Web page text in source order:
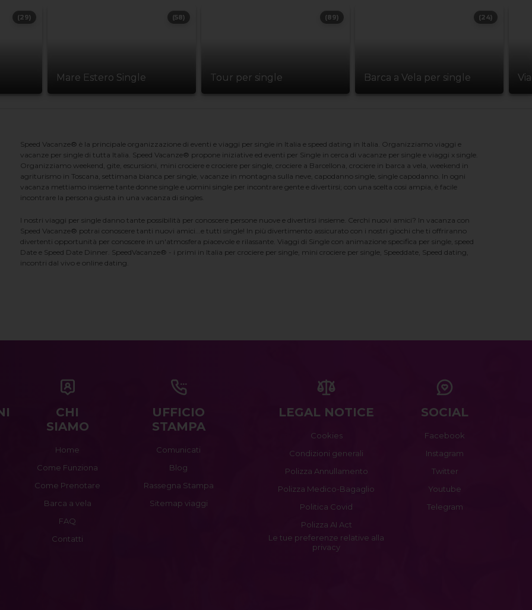
(29)
Mare Estero Single
(58)
Tour per single
(89)
Barca a Vela per single
(24)
Speed Vacanze® è la principale organizzazione di eventi e viaggi per single in Italia e speed dating in Italia. Organizziamo viaggi e
vacanze per single di tutta Italia. Speed Vacanze® propone iniziative ed eventi per Single in cerca di vacanze per single e viaggi x single.
Organizziamo weekend, gite, escursioni, mini crociere e crociere per single, crociere a Barcellona, crociere in barca a vela, weekend in
agriturismo in Toscana, settimana bianca per single, vacanze in montagna sulla neve, capodanno single, single capodanno. In ogni
vacanza mettiamo insieme tante donne single e uomini single per incontrare gente e divertirsi; con una scelta cosi ampia, è facile
incontrare la persona giusta in una vacanza di singles.
I nostri viaggi per single danno tante possibilità per conoscere persone nuove e divertirsi insieme. Cerchi nuovi amici? In vacanza con
Speed Vacanze® potrai conoscere tanti nuovi amici...e tutti single! In più divertimento assicurato con i nostri giochi che ti offriranno
divertenti opportunità per conoscere in un'atmosfera piacevole e rilassante. Viaggi di Single con animazione specifica per single, speed
Date e Speed Date Dinner. SpeedVacanze® - i primi in Italia per crociere per single, mini crociere per single, Speeddate, Speed dating,
incontri dal vivo e online dating.
CHI
SIAMO
Home
Come Funziona
Come Prenotare
Barca a vela
FAQ
Contatti
UFFICIO
STAMPA
Comunicati
Blog
Rassegna Stampa
Sitemap viaggi
LEGAL NOTICE
Cookies
Condizioni generali
Polizza Annullamento
Polizza Medico-Bagaglio
Politica Covid
Polizza AI Act
Le tue preferenze relative alla
privacy
SOCIAL
Facebook
Instagram
Twitter
Youtube
Telegram